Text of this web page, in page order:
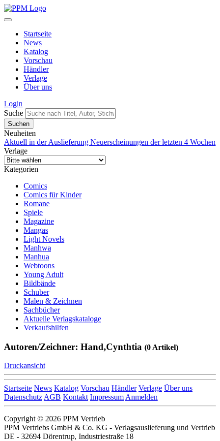
Startseite
News
Katalog
Vorschau
Händler
Verlage
Über uns
Login
Suche
Neuheiten
Aktuell in der Auslieferung Neuerscheinungen der letzten 4 Wochen
Verlage
Kategorien
Comics
Comics für Kinder
Romane
Spiele
Magazine
Mangas
Light Novels
Manhwa
Manhua
Webtoons
Young Adult
Bildbände
Schuber
Malen & Zeichnen
Sachbücher
Aktuelle Verlagskataloge
Verkaufshilfen
Autoren/Zeichner: Hand,Cynthtia (0 Artikel)
Druckansicht
Startseite News Katalog Vorschau Händler Verlage Über uns
DatenschutzAGB Kontakt ImpressumAnmelden
Copyright © 2026 PPM Vertrieb
PPM Vertriebs GmbH & Co. KG - Verlagsauslieferung und Vertrieb
DE - 32694 Dörentrup, Industriestraße 18